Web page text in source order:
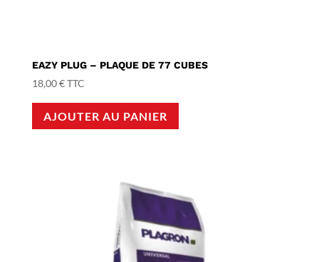
EAZY PLUG – PLAQUE DE 77 CUBES
18,00€TTC
AJOUTER AU PANIER